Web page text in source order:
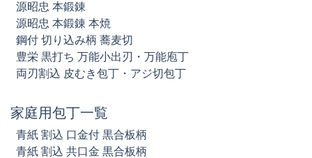
源昭忠 本鍛錬
源昭忠 本鍛錬 本焼
鋼付 切り込み柄 蕎麦切
豊栄 黒打ち 万能小出刃・万能庖丁
両刃割込 皮むき包丁・アジ切包丁
家庭用包丁一覧
青紙 割込 口金付 黒合板柄
青紙 割込 共口金 黒合板柄